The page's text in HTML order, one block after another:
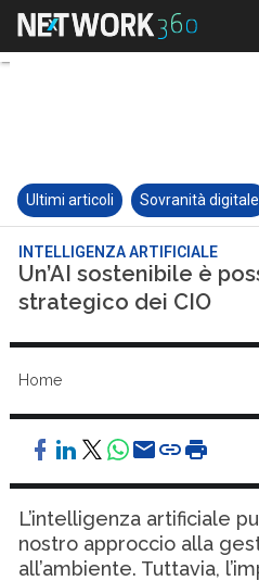
Ultimi articoli Sovranità digitale
INTELLIGENZA ARTIFICIALE
Un’AI sostenibile è
strategico dei CIO
Home
L’intelligenza artificiale
nostro approccio alla
all’ambiente. Tuttavia,